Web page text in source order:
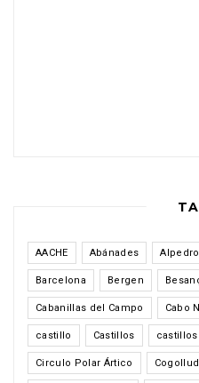
AACHE Abánades
Barcelona Bergen
Cabanillas del Campo Cabo
castillo Castillos castillos
Circulo Polar Ártico